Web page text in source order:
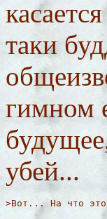
таки
гимном
убей...
>Вот... На что это